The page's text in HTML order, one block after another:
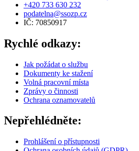
+420 733 630 232
podatelna@ssozp.cz
IČ: 70850917
Rychlé odkazy:
Jak požádat o službu
Dokumenty ke stažení
Volná pracovní místa
Zprávy o činnosti
Ochrana oznamovatelů
Nepřehlédněte:
Prohlášení o přístupnosti